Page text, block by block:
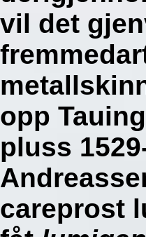
vil det
opp
pluss
careprost